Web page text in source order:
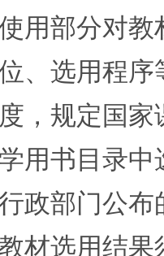
用部分对
、选用程
，规定国
用书目录
政部门公
材选用结